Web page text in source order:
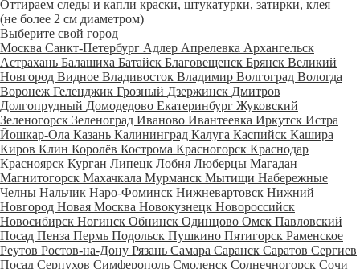
Оттираем следы и капли краски, штукатурки, затирки, клея
(не более 2 см диаметром)
Выберите свой город
Москва Санкт-Петербург Адлер Апрелевка Архангельск
Астрахань Балашиха Батайск Благовещенск Брянск Великий
Новгород Видное Владивосток Владимир Волгоград Вологда
Воронеж Геленджик Грозный Дзержинск Дмитров
Долгопрудный Домодедово Екатеринбург Жуковский
Зеленогорск Зеленоград Иваново Ивантеевка Иркутск Истра
Йошкар-Ола Казань Калининград Калуга Каспийск Кашира
Киров Клин Королёв Кострома Красногорск Краснодар
Красноярск Курган Липецк Лобня Люберцы Магадан
Магнитогорск Махачкала Мурманск Мытищи Набережные
Челны Нальчик Наро-Фоминск Нижневартовск Нижний
Новгород Новая Москва Новокузнецк Новороссийск
Новосибирск Ногинск Обнинск Одинцово Омск Павловский
Посад Пенза Пермь Подольск Пушкино Пятигорск Раменское
Реутов Ростов-на-Дону Рязань Самара Саранск Саратов Сергиев
Посад Серпухов Симферополь Смоленск Солнечногорск Сочи